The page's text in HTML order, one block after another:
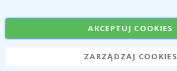
AKCEPTUJ COOKIES
ZARZĄDZAJ COOKIES